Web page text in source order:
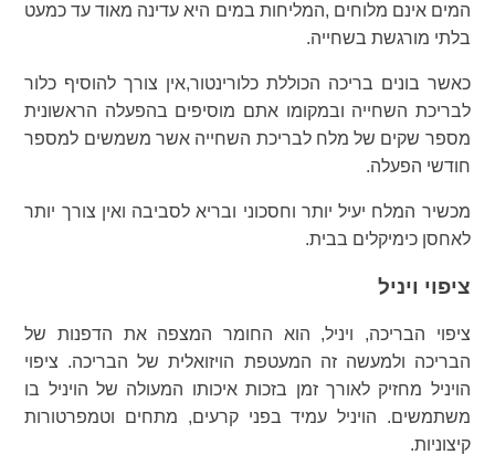
המים אינם מלוחים ,המליחות במים היא עדינה מאוד עד כמעט
בלתי מורגשת בשחייה.
כאשר בונים בריכה הכוללת כלורינטור,אין צורך להוסיף כלור
לבריכת השחייה ובמקומו אתם מוסיפים בהפעלה הראשונית
מספר שקים של מלח לבריכת השחייה אשר משמשים למספר
חודשי הפעלה.
מכשיר המלח יעיל יותר וחסכוני ובריא לסביבה ואין צורך יותר
לאחסן כימיקלים בבית.
ציפוי ויניל
ציפוי הבריכה, ויניל, הוא החומר המצפה את הדפנות של
הבריכה ולמעשה זה המעטפת הויזואלית של הבריכה. ציפוי
הויניל מחזיק לאורך זמן בזכות איכותו המעולה של הויניל בו
משתמשים. הויניל עמיד בפני קרעים, מתחים וטמפרטורות
קיצוניות.